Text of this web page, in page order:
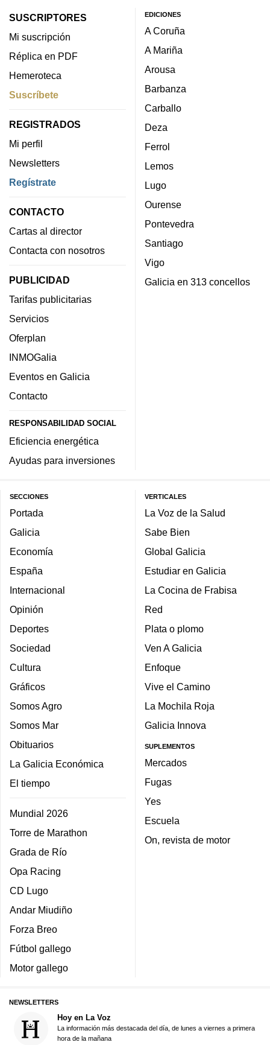
SUSCRIPTORES
Mi suscripción
Réplica en PDF
Hemeroteca
Suscríbete
REGISTRADOS
Mi perfil
Newsletters
Regístrate
CONTACTO
Cartas al director
Contacta con nosotros
PUBLICIDAD
Tarifas publicitarias
Servicios
Oferplan
INMOGalia
Eventos en Galicia
Contacto
RESPONSABILIDAD SOCIAL
Eficiencia energética
Ayudas para inversiones
EDICIONES
A Coruña
A Mariña
Arousa
Barbanza
Carballo
Deza
Ferrol
Lemos
Lugo
Ourense
Pontevedra
Santiago
Vigo
Galicia en 313 concellos
SECCIONES
Portada
Galicia
Economía
España
Internacional
Opinión
Deportes
Sociedad
Cultura
Gráficos
Somos Agro
Somos Mar
Obituarios
La Galicia Económica
El tiempo
Mundial 2026
Torre de Marathon
Grada de Río
Opa Racing
CD Lugo
Andar Miudiño
Forza Breo
Fútbol gallego
Motor gallego
VERTICALES
La Voz de la Salud
Sabe Bien
Global Galicia
Estudiar en Galicia
La Cocina de Frabisa
Red
Plata o plomo
Ven A Galicia
Enfoque
Vive el Camino
La Mochila Roja
Galicia Innova
SUPLEMENTOS
Mercados
Fugas
Yes
Escuela
On, revista de motor
NEWSLETTERS
Hoy en La Voz
La información más destacada del día, de lunes a viernes a primera
hora de la mañana